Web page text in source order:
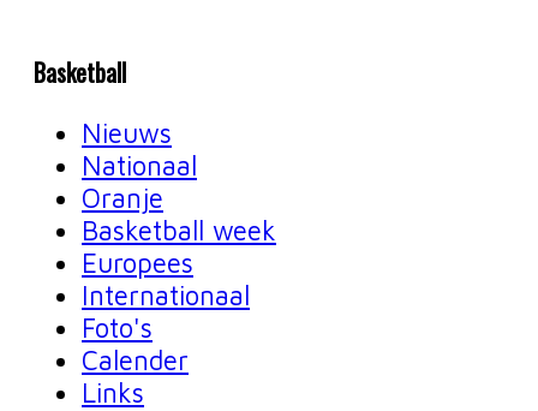
Basketball
Nieuws
Nationaal
Oranje
Basketball week
Europees
Internationaal
Foto's
Calender
Links